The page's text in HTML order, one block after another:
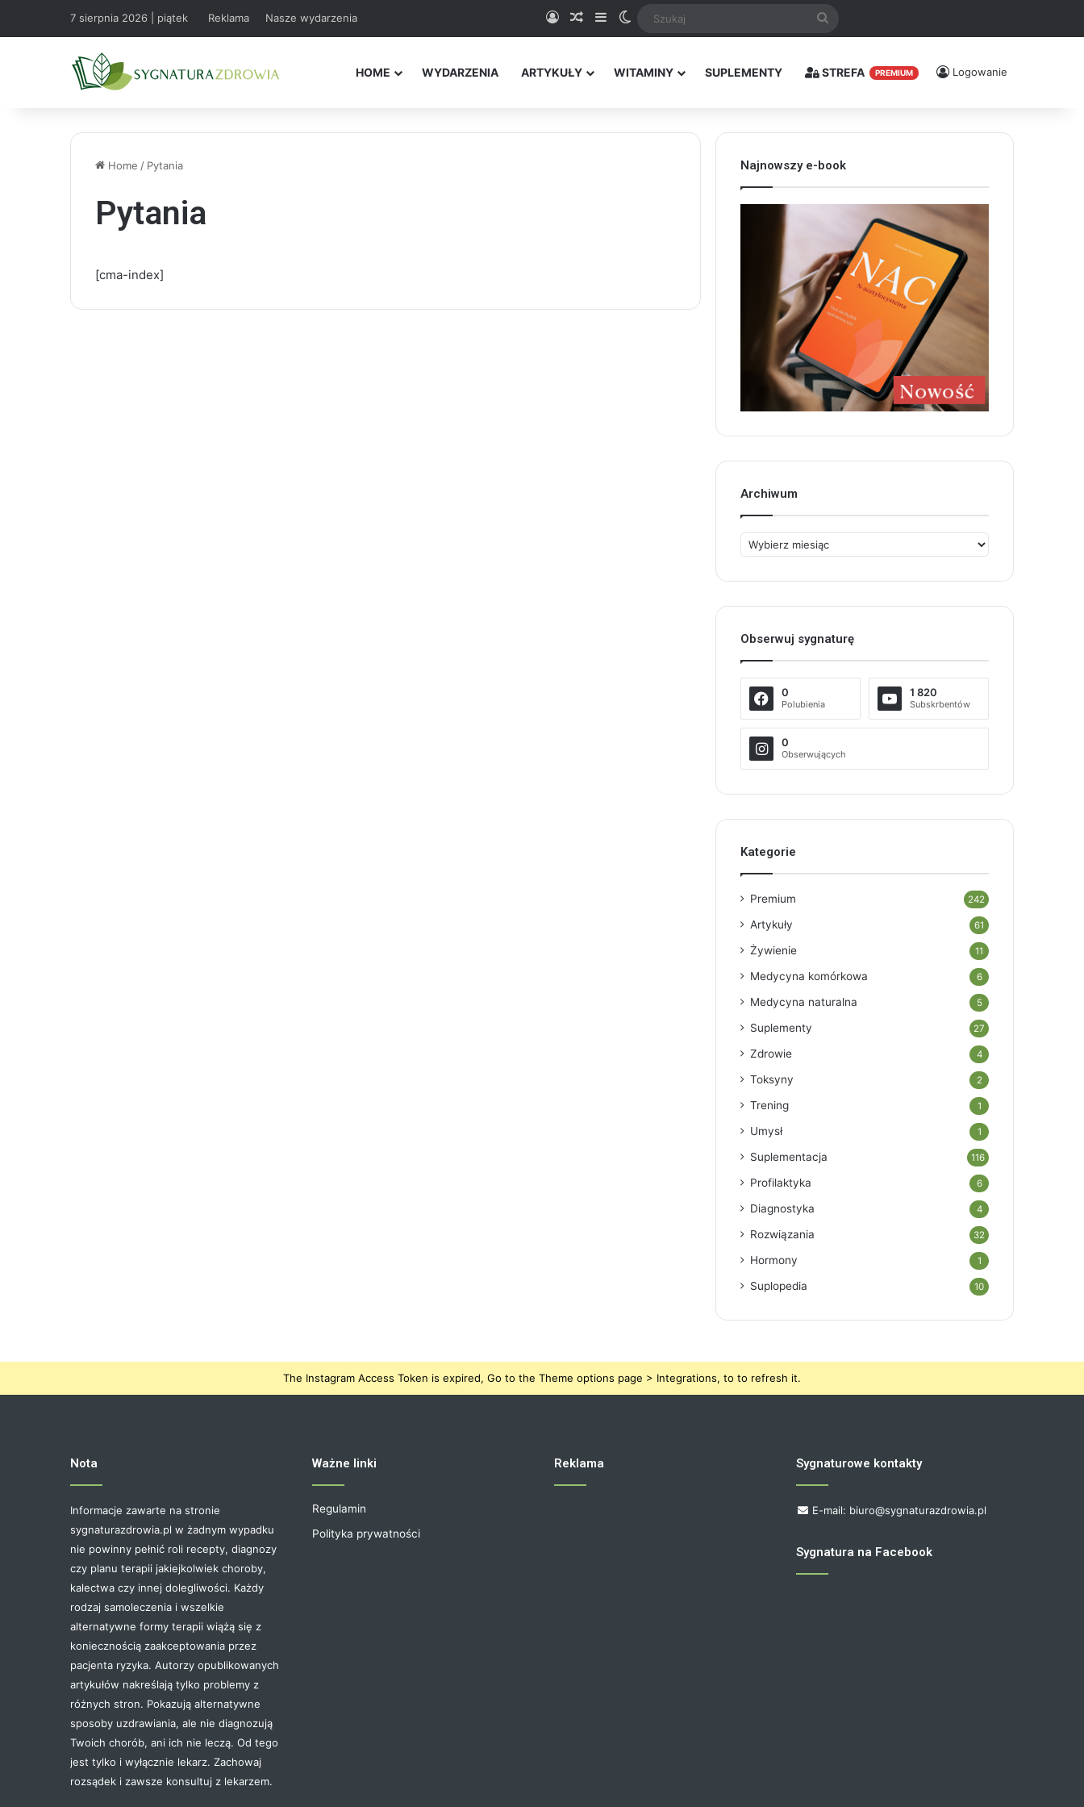
7 sierpnia 2026 | piątek Reklama Nasze wydarzenia Logowanie
Random Article
SidebarSwitch skin
HOME WYDARZENIA ARTYKUŁY WITAMINY SUPLEMENTY STREFA PREMIUM Logowanie
Home / Pytania
Pytania
[cma-index]
Najnowszy e-book
Archiwum
Archiwum
Obserwuj sygnaturę
0
Polubienia
1 820
Subskrbentów
0
Obserwujących
Kategorie
Premium 242
Artykuły 61
Żywienie 11
Medycyna komórkowa 6
Medycyna naturalna 5
Suplementy 27
Zdrowie 4
Toksyny 2
Trening 1
Umysł 1
Suplementacja 116
Profilaktyka 6
Diagnostyka 4
Rozwiązania 32
Hormony 1
Suplopedia 10
The Instagram Access Token is expired, Go to the Theme options page > Integrations, to to refresh it.
Nota
Informacje zawarte na stronie
sygnaturazdrowia.pl w żadnym wypadku
nie powinny pełnić roli recepty, diagnozy
czy planu terapii jakiejkolwiek choroby,
kalectwa czy innej dolegliwości. Każdy
rodzaj samoleczenia i wszelkie
alternatywne formy terapii wiążą się z
koniecznością zaakceptowania przez
pacjenta ryzyka. Autorzy opublikowanych
artykułów nakreślają tylko problemy z
różnych stron. Pokazują alternatywne
sposoby uzdrawiania, ale nie diagnozują
Twoich chorób, ani ich nie leczą. Od tego
jest tylko i wyłącznie lekarz. Zachowaj
rozsądek i zawsze konsultuj z lekarzem.
Ważne linki
Regulamin
Polityka prywatności
Reklama Sygnaturowe kontakty
E-mail: biuro@sygnaturazdrowia.pl
Sygnatura na Facebook